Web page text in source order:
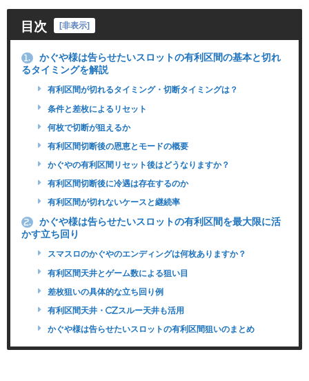
目次 [非表示]
1.
かぐや様は告らせたいスロットの有利区間の基本と切れ
るタイミングを解説
有利区間が切れるタイミング・切断タイミングは？
条件と差枚によるリセット
何枚で切断が狙えるか
有利区間切断後の恩恵とモードの概要
かぐやの有利区間リセット後はどうなりますか？
有利区間切断後に冷遇は存在するのか
有利区間が切れないケースと継続率
2.
かぐや様は告らせたいスロットの有利区間を最大限に活
かす立ち回り
スマスロのかぐやのエンディングは何枚ありますか？
有利区間天井とゲーム数による狙い目
差枚狙いの具体的な立ち回り例
有利区間天井・CZスルー天井も活用
かぐや様は告らせたいスロットの有利区間狙いのまとめ